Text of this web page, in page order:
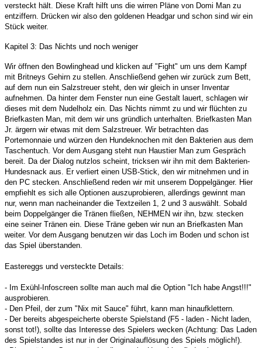
versteckt hält. Diese Kraft hilft uns die wirren Pläne von Domi Man zu
entziffern. Drücken wir also den goldenen Headgar und schon sind wir ein
Stück weiter.
Kapitel 3: Das Nichts und noch weniger
Wir öffnen den Bowlinghead und klicken auf "Fight" um uns dem Kampf
mit Britneys Gehirn zu stellen. Anschließend gehen wir zurück zum Bett,
auf dem nun ein Salzstreuer steht, den wir gleich in unser Inventar
aufnehmen. Da hinter dem Fenster nun eine Gestalt lauert, schlagen wir
dieses mit dem Nudelholz ein. Das Nichts nimmt zu und wir flüchten zu
Briefkasten Man, mit dem wir uns gründlich unterhalten. Briefkasten Man
Jr. ärgern wir etwas mit dem Salzstreuer. Wir betrachten das
Portemonnaie und würzen den Hundeknochen mit den Bakterien aus dem
Taschentuch. Vor dem Ausgang steht nun Haustier Man zum Gespräch
bereit. Da der Dialog nutzlos scheint, tricksen wir ihn mit dem Bakterien-
Hundesnack aus. Er verliert einen USB-Stick, den wir mitnehmen und in
den PC stecken. Anschließend reden wir mit unserem Doppelgänger. Hier
empfiehlt es sich alle Optionen auszuprobieren, allerdings gewinnt man
nur, wenn man nacheinander die Textzeilen 1, 2 und 3 auswählt. Sobald
beim Doppelgänger die Tränen fließen, NEHMEN wir ihn, bzw. stecken
eine seiner Tränen ein. Diese Träne geben wir nun an Briefkasten Man
weiter. Vor dem Ausgang benutzen wir das Loch im Boden und schon ist
das Spiel überstanden.
Eastereggs und versteckte Details:
- Im Exühl-Infoscreen sollte man auch mal die Option "Ich habe Angst!!!"
ausprobieren.
- Den Pfeil, der zum "Nix mit Sauce" führt, kann man hinaufklettern.
- Der bereits abgespeicherte oberste Spielstand (F5 - laden - Nicht laden,
sonst tot!), sollte das Interesse des Spielers wecken (Achtung: Das Laden
des Spielstandes ist nur in der Originalauflösung des Spiels möglich!).